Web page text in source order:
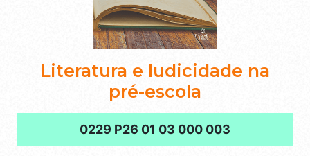
Literatura e ludicidade na
pré-escola
0229 P26 01 03 000 003